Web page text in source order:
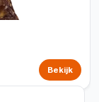
Bekijk